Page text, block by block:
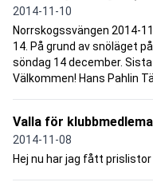
2014-11-10
Norrskogssvängen 2014-
14. På grund av snöläget
söndag 14 december.
Välkommen! Hans Pahlin
Valla för
2014-11-08
Hej nu har jag fått